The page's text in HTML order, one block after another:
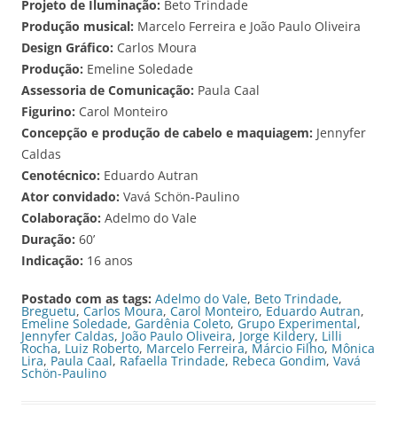
Projeto de Iluminação: Beto Trindade
Produção musical: Marcelo Ferreira e João Paulo Oliveira
Design Gráfico: Carlos Moura
Produção: Emeline Soledade
Assessoria de Comunicação: Paula Caal
Figurino: Carol Monteiro
Concepção e produção de cabelo e maquiagem: Jennyfer
Caldas
Cenotécnico: Eduardo Autran
Ator convidado: Vavá Schön-Paulino
Colaboração: Adelmo do Vale
Duração: 60’
Indicação: 16 anos
Postado com as tags: Adelmo do Vale, Beto Trindade,
Breguetu, Carlos Moura, Carol Monteiro, Eduardo Autran,
Emeline Soledade, Gardênia Coleto, Grupo Experimental,
Jennyfer Caldas, João Paulo Oliveira, Jorge Kildery, Lilli
Rocha, Luiz Roberto, Marcelo Ferreira, Márcio Filho, Mônica
Lira, Paula Caal, Rafaella Trindade, Rebeca Gondim, Vavá
Schön-Paulino